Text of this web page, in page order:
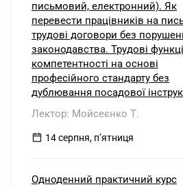
письмовий, електронний). Як
перевести працівників на
трудові договори без
законодавства. Трудові
компетентності на основі
професійного стандарту без
дублювання посадової
Лектор: Мойсеєнко Т.
14 серпня, пʼятниця
Одноденний практичний курс